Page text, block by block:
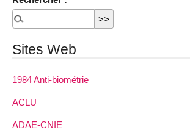
Sites Web
1984 Anti-biométrie
ACLU
ADAE-CNIE